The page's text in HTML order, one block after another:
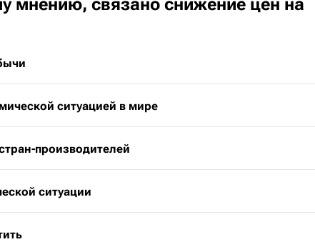
мнению, связано снижение цен на
ситуацией в мире
производителей
ситуации